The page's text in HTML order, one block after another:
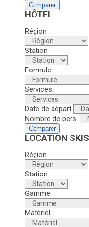
Comparer
HÔTEL
Région
Station
Formule
Services
Date de départ
Nombre de pers.
Comparer
LOCATION SKIS
Région
Station
Gamme
Matériel